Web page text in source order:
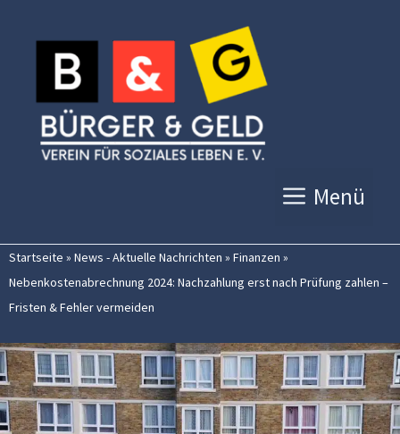
Inhalt
springen
Menü
Startseite » News - Aktuelle Nachrichten » Finanzen »
Nebenkostenabrechnung 2024: Nachzahlung erst nach Prüfung zahlen –
Fristen & Fehler vermeiden